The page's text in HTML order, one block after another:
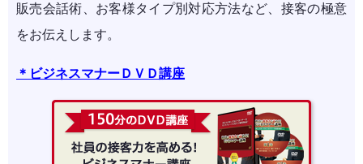
販売会話術、お客様タイプ別対応方法など、接客の極意
をお伝えします。
＊ビジネスマナーＤＶＤ講座